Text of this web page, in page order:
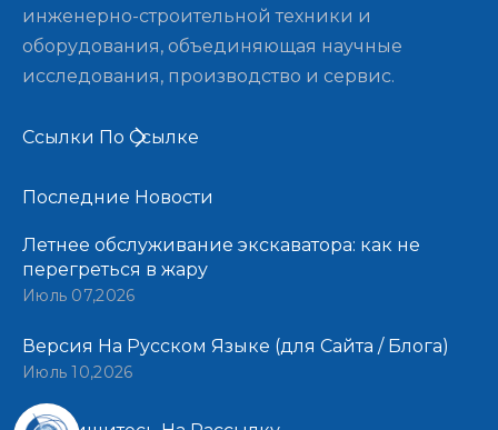
инженерно-строительной техники и
оборудования, объединяющая научные
исследования, производство и сервис.
Ссылки По Ссылке
Последние Новости​​​​​​​
Летнее обслуживание экскаватора: как не
перегреться в жару
Июль 07,2026
Версия На Русском Языке (для Сайта / Блога)
Июль 10,2026